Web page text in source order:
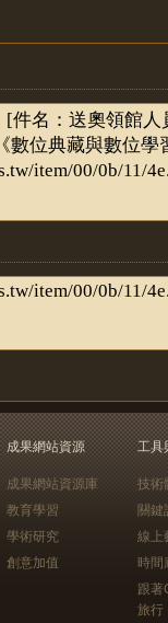
成果網站資源
成果網站資源庫
教育學習
學術研究
創意加值
工具
技術
關鍵
線上
時間
跟
旅行